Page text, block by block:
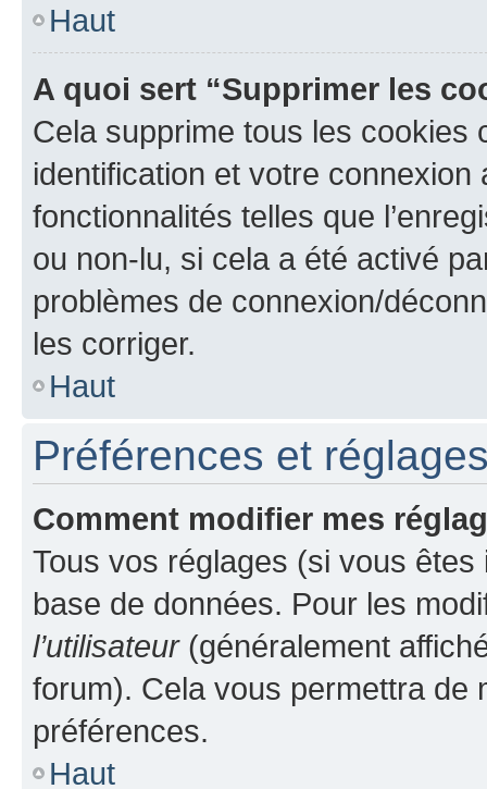
Haut
A quoi sert “Supprimer les
Cela supprime tous les cookies
identification et votre
fonctionnalités telles que
ou non-lu, si cela a été activé
problèmes de connexion/
les corriger.
Haut
Préférences et
Comment modifier mes
Tous vos réglages (si vous
base de données. Pour les
l’utilisateur(généralement
forum). Cela vous permettra de
préférences.
Haut